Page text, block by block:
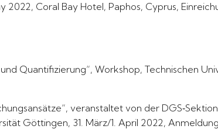
Coral Bay Hotel, Paphos, Cyprus,
Quantifizierung“, Workshop, Technischen
veranstaltet von der
Göttingen, 31. März/1. April 2022,